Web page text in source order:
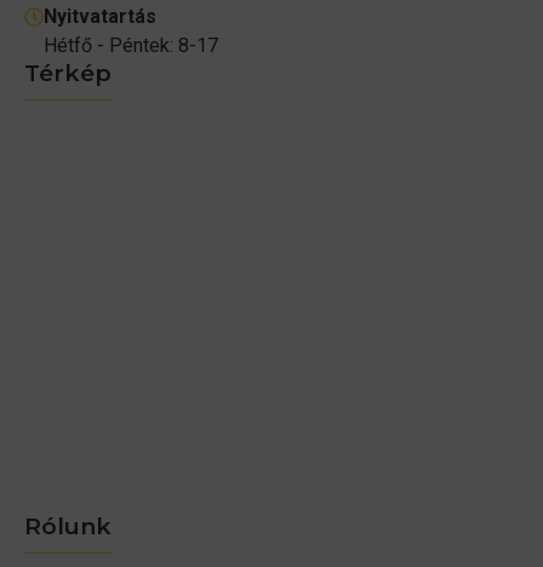
Térkép
Rólunk
Nyitvatartás
Hétfő - Péntek: 8-17